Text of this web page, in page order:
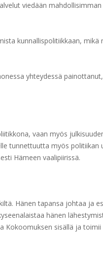
viedään
kunnallispolitiikkaan, mikä
yhteydessä
vaan myös
tunnettuutta myös politiikan
Hämeen vaalipiirissä.
Hänen tapansa johtaa ja
hänen
sisällä ja toimii